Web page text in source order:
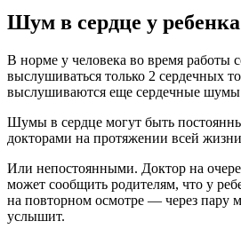
Шум в сердце у ребенка
В норме у человека во время работы
выслушиваться только 2 сердечных
выслушиваются еще сердечные
Шумы в сердце могут быть
докторами на протяжении всей
Или непостоянными. Доктор на
может сообщить родителям, что у
на повторном осмотре — через пару
услышит.